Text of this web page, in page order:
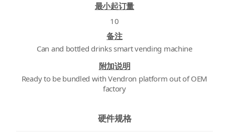
最小起订量
10
备注
Can and bottled drinks smart vending machine
附加说明
Ready to be bundled with Vendron platform out of OEM
factory
硬件规格